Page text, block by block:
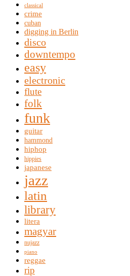
classical
crime
cuban
digging in Berlin
disco
downtempo
easy
electronic
flute
folk
funk
guitar
hammond
hiphop
hippies
japanese
jazz
latin
library
litera
magyar
nujazz
piano
reggae
rip